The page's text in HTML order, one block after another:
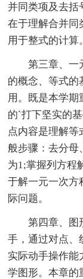
并同类项及去括
在于理解合并同
用于整式的计算。
第三章、一元
的概念、等式的
用。既是本学期
的`打下坚实的
点内容是理解等
般步骤：去分母
为1;掌握列方程
于解一元一次方
际问题。
第四章、图形
手，通过对点、
实际动手操作能
学图形。本章的